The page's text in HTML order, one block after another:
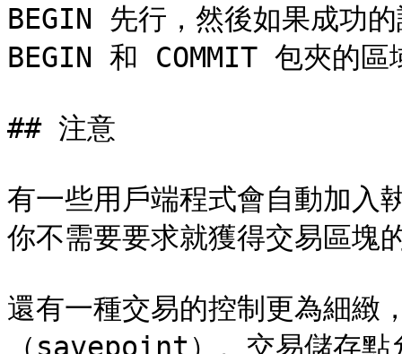
BEGIN 先行，然後如果成功
BEGIN 和 COMMIT 包夾的區
## 注意
有一些用戶端程式會自動加
你不需要要求就獲得交易區塊
還有一種交易的控制更為細緻
（savepoint）。交易儲存點